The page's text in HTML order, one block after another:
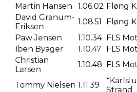
Martin Hansen
1.06.02 Fløng
David Granum-
Eriksen
1.08.51 Fløng
Paw Jensen
1.10.34 FLS
Iben Byager
1.10.47 FLS
Christian
Larsen
1.10.48 FLS
Tommy Nielsen 1.11.39
Strand